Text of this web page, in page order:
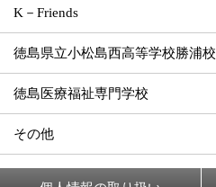
K－Friends
徳島県立小松島西高等学校勝浦校
徳島医療福祉専門学校
その他